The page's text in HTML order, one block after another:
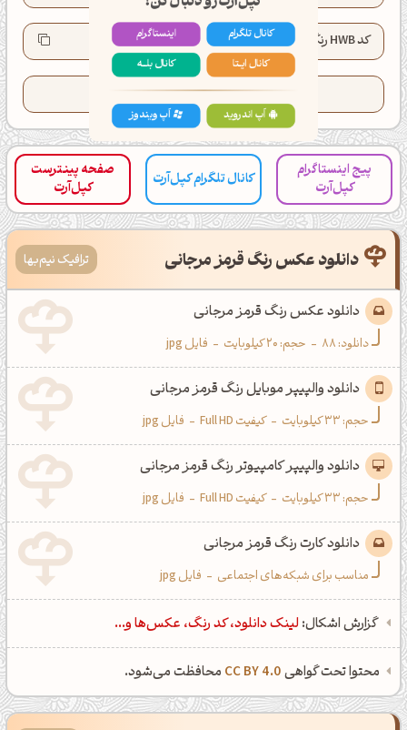
کد HWB رنگ: HWB(7°, 27%, 13%)
تعداد کدهای کپی شده این رنگ:
پیج اینستاگرام
کپل‌آرت
کانال تلگرام کپل‌آرت
صفحه پینترست
کپل‌آرت
دانلود عکس رنگ قرمز مرجانی ترافیک نیم‌بها
دانلود عکس رنگ قرمز مرجانی
دانلود:88
- حجم: 20 کیلوبایت - فایل jpg
دانلود والپیپر موبایل رنگ قرمز مرجانی
حجم: 33 کیلوبایت - کیفیت Full HD - فایل jpg
دانلود والپیپر کامپیوتر رنگ قرمز مرجانی
حجم: 33 کیلوبایت - کیفیت Full HD - فایل jpg
دانلود کارت رنگ قرمز مرجانی
مناسب برای شبکه‌های اجتماعی - فایل jpg
گزارش اشکال: لینک دانلود، کد رنگ، عکس‌ها و...
محتوا تحت گواهیCC BY 4.0 محافظت می‌شود.
کانال تلگرام
اینستاگرام
کانال ایــتا
کانال بلـــه
اَپ اندروید اَپ ویندوز